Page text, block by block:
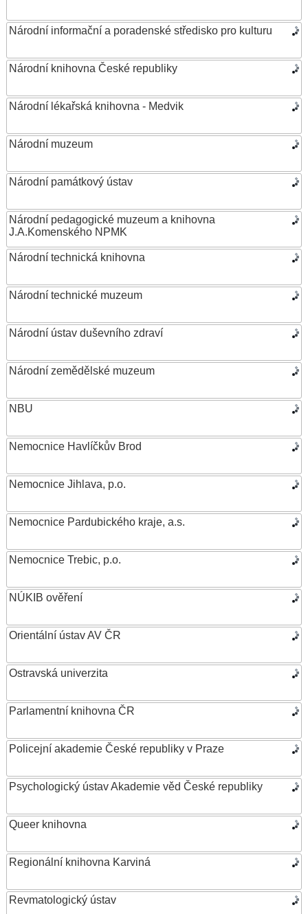
Národní informační a poradenské středisko pro kulturu
Národní knihovna České republiky
Národní lékařská knihovna - Medvik
Národní muzeum
Národní památkový ústav
Národní pedagogické muzeum a knihovna
J.A.Komenského NPMK
Národní technická knihovna
Národní technické muzeum
Národní ústav duševního zdraví
Národní zemědělské muzeum
NBU
Nemocnice Havlíčkův Brod
Nemocnice Jihlava, p.o.
Nemocnice Pardubického kraje, a.s.
Nemocnice Trebic, p.o.
NÚKIB ověření
Orientální ústav AV ČR
Ostravská univerzita
Parlamentní knihovna ČR
Policejní akademie České republiky v Praze
Psychologický ústav Akademie věd České republiky
Queer knihovna
Regionální knihovna Karviná
Revmatologický ústav